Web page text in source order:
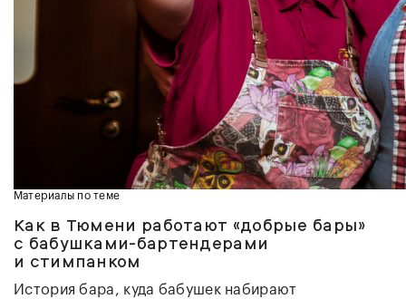
Материалы по теме
Как в Тюмени работают «добрые бары»
с бабушками-бартендерами
и стимпанком
История бара, куда бабушек набирают